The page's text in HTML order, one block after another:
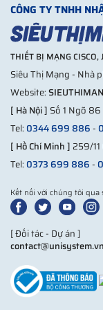
Hệ
thống
bánh
xe
Tủ
loại
giúp
kiện
12
Những hệ
Thuộc phân khúc
sử dụng chính
lượng thiết bị lớn.
một môi trường lý
cùng với tủ rack
CÔNG TY TNHH
THIẾT BỊ MẠNG CISCO,
Siêu Thị Mạng - Nhà
Website:
[ Hà Nội ] Số 1 Ngõ
Tel:0344 699 886-
[ Hồ Chí Minh ] 259/
Tel:0373 699 886-
Kết nối với chúng tôi qua
[ Đối tác - Dự án ]
contact@unisystem.vn